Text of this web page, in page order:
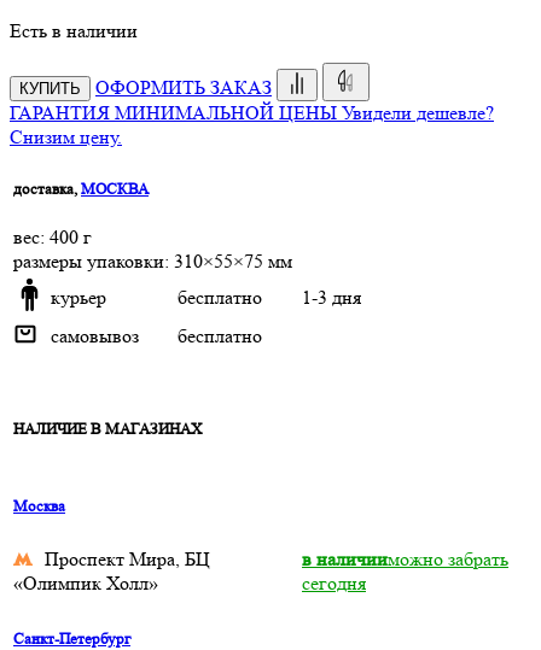
Есть в наличии
КУПИТЬ
ОФОРМИТЬ ЗАКАЗ
ГАРАНТИЯ МИНИМАЛЬНОЙ ЦЕНЫ Увидели дешевле?
Снизим цену.
доставка, МОСКВА
веc: 400 г
размеры упаковки: 310×55×75 мм
курьер
бесплатно
1-3 дня
самовывоз
бесплатно
НАЛИЧИЕ В МАГАЗИНАХ
Москва
Проспект Мира, БЦ
«Олимпик Холл»
в наличииможно забрать
сегодня
Санкт-Петербург